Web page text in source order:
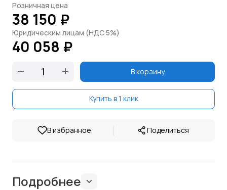
Розничная цена
38 150 ₽
Юридическим лицам (НДС 5%)
40 058 ₽
В корзину
Купить в 1 клик
В избранное | Поделиться
Подробнее